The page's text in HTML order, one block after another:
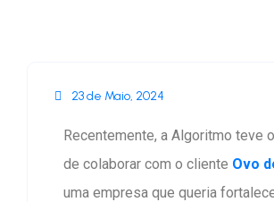
23 de Maio, 2024
Recentemente, a Algoritmo teve
de colaborar com o cliente Ovo
uma empresa que queria